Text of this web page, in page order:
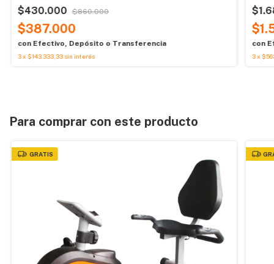
$430.000 $860.000
$387.000
con Efectivo, Depósito o Transferencia
3x $143.333,33sin interés
con
3 x
Para comprar con este producto
GRATIS